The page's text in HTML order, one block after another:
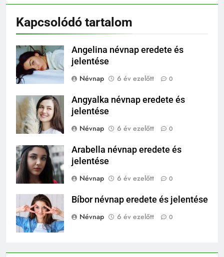
Kapcsolódó tartalom
Angelina névnap eredete és
jelentése
Névnap
6 év ezelőtt 0
Angyalka névnap eredete és
jelentése
Névnap
6 év ezelőtt 0
Arabella névnap eredete és
jelentése
Névnap
6 év ezelőtt 0
Bíbor névnap eredete és jelentése
Névnap
6 év ezelőtt 0